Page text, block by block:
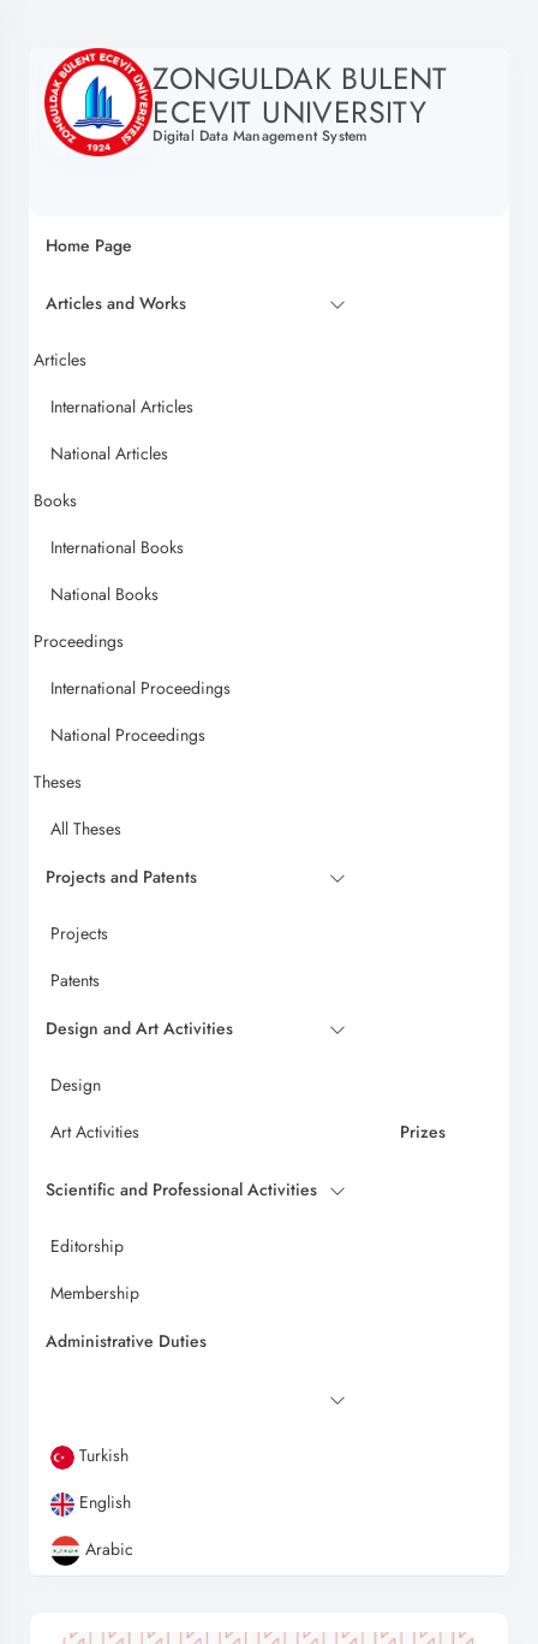
ZONGULDAK BULENT
ECEVIT UNIVERSITY
Digital Data Management System
Home Page
Articles and Works
Articles
International Articles
National Articles
Books
International Books
National Books
Proceedings
International Proceedings
National Proceedings
Theses
All Theses
Projects and Patents
Projects
Patents
Design and Art Activities
Design
Art Activities
Prizes
Scientific and Professional Activities
Editorship
Membership
Administrative Duties
Turkish
English
Arabic